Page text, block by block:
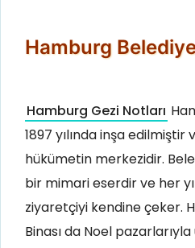
Hamburg
Hamburg Gezi Notları
1897 yılında inşa
hükümetin merkezidir.
bir mimari eserdir ve her
ziyaretçiyi kendine çeker.
Binası da Noel